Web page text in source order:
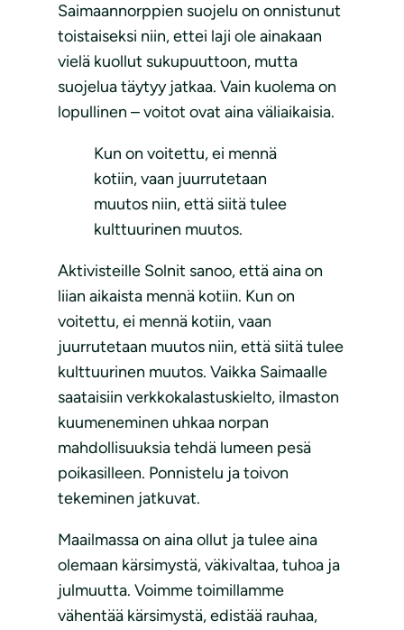
Saimaannorppien suojelu on onnistunut
toistaiseksi niin, ettei laji ole ainakaan
vielä kuollut sukupuuttoon, mutta
suojelua täytyy jatkaa. Vain kuolema on
lopullinen – voitot ovat aina väliaikaisia.
Kun on voitettu, ei mennä
kotiin, vaan juurrutetaan
muutos niin, että siitä tulee
kulttuurinen muutos.
Aktivisteille Solnit sanoo, että aina on
liian aikaista mennä kotiin. Kun on
voitettu, ei mennä kotiin, vaan
juurrutetaan muutos niin, että siitä tulee
kulttuurinen muutos. Vaikka Saimaalle
saataisiin verkkokalastuskielto, ilmaston
kuumeneminen uhkaa norpan
mahdollisuuksia tehdä lumeen pesä
poikasilleen. Ponnistelu ja toivon
tekeminen jatkuvat.
Maailmassa on aina ollut ja tulee aina
olemaan kärsimystä, väkivaltaa, tuhoa ja
julmuutta. Voimme toimillamme
vähentää kärsimystä, edistää rauhaa,